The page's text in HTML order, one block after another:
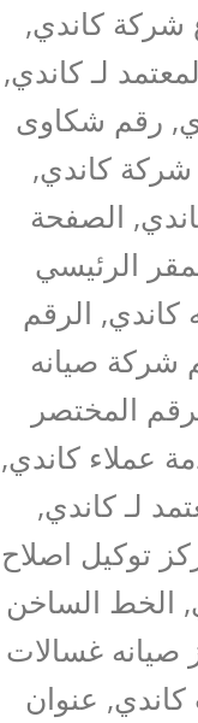
شركة كاندي,
لـ كاندي,
رقم شكاوى
كاندي,
الصفحة
الرئيسي
الرقم
شركة صيانه
المختصر
عملاء كاندي,
لـ كاندي,
توكيل اصلاح
الخط الساخن
صيانه غسالات
كاندي, عنوان